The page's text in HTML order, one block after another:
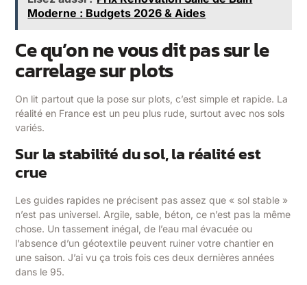
Moderne : Budgets 2026 & Aides
Ce qu’on ne vous dit pas sur le
carrelage sur plots
On lit partout que la pose sur plots, c’est simple et rapide. La
réalité en France est un peu plus rude, surtout avec nos sols
variés.
Sur la stabilité du sol, la réalité est
crue
Les guides rapides ne précisent pas assez que « sol stable »
n’est pas universel. Argile, sable, béton, ce n’est pas la même
chose. Un tassement inégal, de l’eau mal évacuée ou
l’absence d’un géotextile peuvent ruiner votre chantier en
une saison. J’ai vu ça trois fois ces deux dernières années
dans le 95.